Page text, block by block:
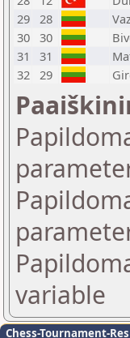
29
28
30
30
31
31
32
29
variable
Chess-Tournament-